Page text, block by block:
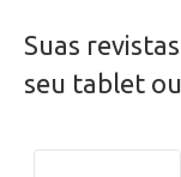
Suas
seu tablet